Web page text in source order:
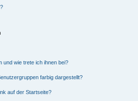
und wie trete ich ihnen bei?
farbig dargestellt?
auf der Startseite?